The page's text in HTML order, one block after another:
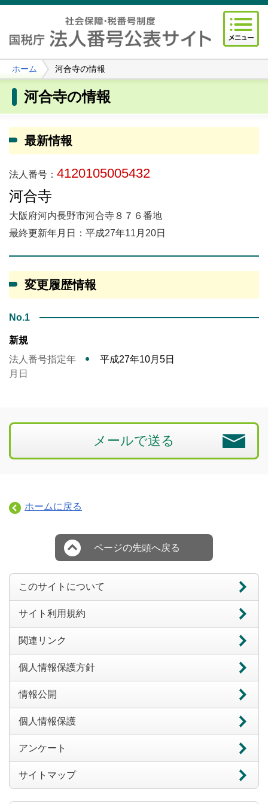
ホーム 河合寺の情報
河合寺の情報
最新情報
法人番号： 4120105005432
河合寺
大阪府河内長野市河合寺８７６番地
最終更新年月日：平成27年11月20日
変更履歴情報
No.1
新規
法人番号指定年
月日
平成27年10月5日
メールで送る
ホームに戻る
ページの先頭へ戻る
このサイトについて
サイト利用規約
関連リンク
個人情報保護方針
情報公開
個人情報保護
アンケート
サイトマップ